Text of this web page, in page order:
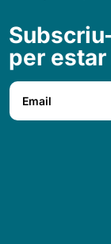
per